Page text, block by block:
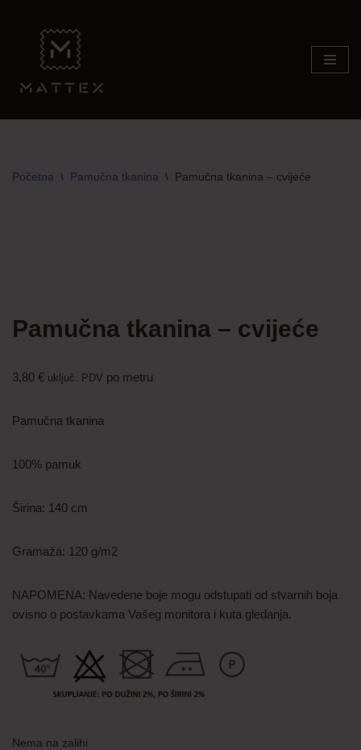
content
Početna \ Pamučna tkanina \ Pamučna tkanina – cvijeće
Pamučna tkanina – cvijeće
3,80 € uključ. PDV po metru
Pamučna tkanina
100% pamuk
Širina: 140 cm
Gramaža: 120 g/m2
NAPOMENA: Navedene boje mogu odstupati od stvarnih boja
ovisno o postavkama Vašeg monitora i kuta gledanja.
Nema na zalihi